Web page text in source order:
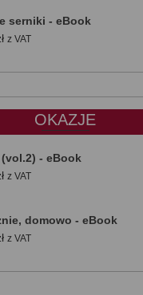
serniki - eBook
Aktualna
wynosi:
z VAT
OKAZJE
- eBook
Aktualna
25,00 zł.
z VAT
domowo - eBook
Aktualna
wynosi:
z VAT